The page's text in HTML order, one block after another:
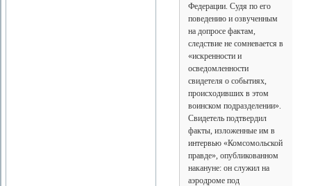
Федерации. Судя по его
поведению и озвученным
на допросе фактам,
следствие не сомневается в
«искренности и
осведомленности
свидетеля о событиях,
происходивших в этом
воинском подразделении».
Свидетель подтвердил
факты, изложенные им в
интервью «Комсомольской
правде», опубликованном
накануне: он служил на
аэродроме под